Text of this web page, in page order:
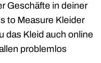
Geschäfte in deiner
to Measure Kleider
das Kleid auch online
problemlos